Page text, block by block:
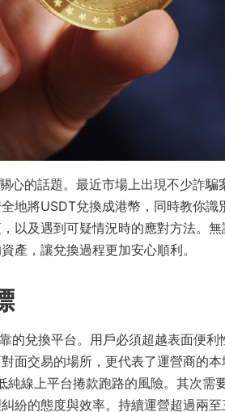
心的話題。最近市場上出現不少詐騙
地將USDT兌換成港幣，同時教你
以及遇到可疑情況時的應對方法。
產，讓兌換過程更加安心順利。
兌換平台。用戶必須超越表面便利
面交易的場所，更代表了運營商的
線上平台捲款跑路的風險。其次需
紛的態度與效率。持續運營超過兩